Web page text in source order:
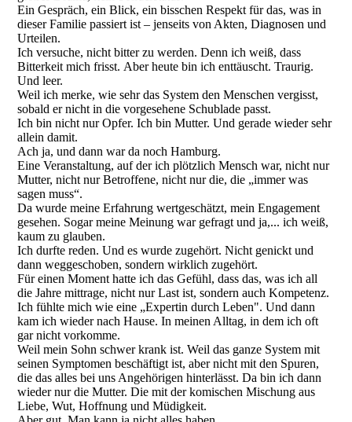
Ein Gespräch, ein Blick, ein bisschen Respekt für das, was in
dieser Familie passiert ist – jenseits von Akten, Diagnosen und
Urteilen.
Ich versuche, nicht bitter zu werden. Denn ich weiß, dass
Bitterkeit mich frisst. Aber heute bin ich enttäuscht. Traurig.
Und leer.
Weil ich merke, wie sehr das System den Menschen vergisst,
sobald er nicht in die vorgesehene Schublade passt.
Ich bin nicht nur Opfer. Ich bin Mutter. Und gerade wieder sehr
allein damit.
Ach ja, und dann war da noch Hamburg.
Eine Veranstaltung, auf der ich plötzlich Mensch war, nicht nur
Mutter, nicht nur Betroffene, nicht nur die, die „immer was
sagen muss“.
Da wurde meine Erfahrung wertgeschätzt, mein Engagement
gesehen. Sogar meine Meinung war gefragt und ja,... ich weiß,
kaum zu glauben.
Ich durfte reden. Und es wurde zugehört. Nicht genickt und
dann weggeschoben, sondern wirklich zugehört.
Für einen Moment hatte ich das Gefühl, dass das, was ich all
die Jahre mittrage, nicht nur Last ist, sondern auch Kompetenz.
Ich fühlte mich wie eine „Expertin durch Leben". Und dann
kam ich wieder nach Hause. In meinen Alltag, in dem ich oft
gar nicht vorkomme.
Weil mein Sohn schwer krank ist. Weil das ganze System mit
seinen Symptomen beschäftigt ist, aber nicht mit den Spuren,
die das alles bei uns Angehörigen hinterlässt. Da bin ich dann
wieder nur die Mutter. Die mit der komischen Mischung aus
Liebe, Wut, Hoffnung und Müdigkeit.